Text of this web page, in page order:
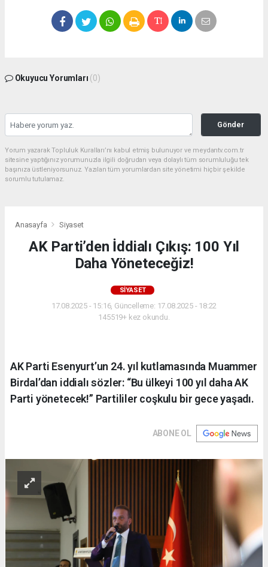
Okuyucu Yorumları (0)
Gönder
Yorum yazarak Topluluk Kuralları’nı kabul etmiş bulunuyor ve meydantv.com.tr
sitesine yaptığınız yorumunuzla ilgili doğrudan veya dolaylı tüm sorumluluğu tek
başınıza üstleniyorsunuz. Yazılan tüm yorumlardan site yönetimi hiçbir şekilde
sorumlu tutulamaz.
Anasayfa Siyaset
AK Parti’den İddialı Çıkış: 100 Yıl
Daha Yöneteceğiz!
SIYASET
17.08.2025 - 15:16, Güncelleme: 17.08.2025 - 18:22
145519+ kez okundu.
AK Parti Esenyurt’un 24. yıl kutlamasında Muammer
Birdal’dan iddialı sözler: “Bu ülkeyi 100 yıl daha AK
Parti yönetecek!” Partililer coşkulu bir gece yaşadı.
ABONE OL